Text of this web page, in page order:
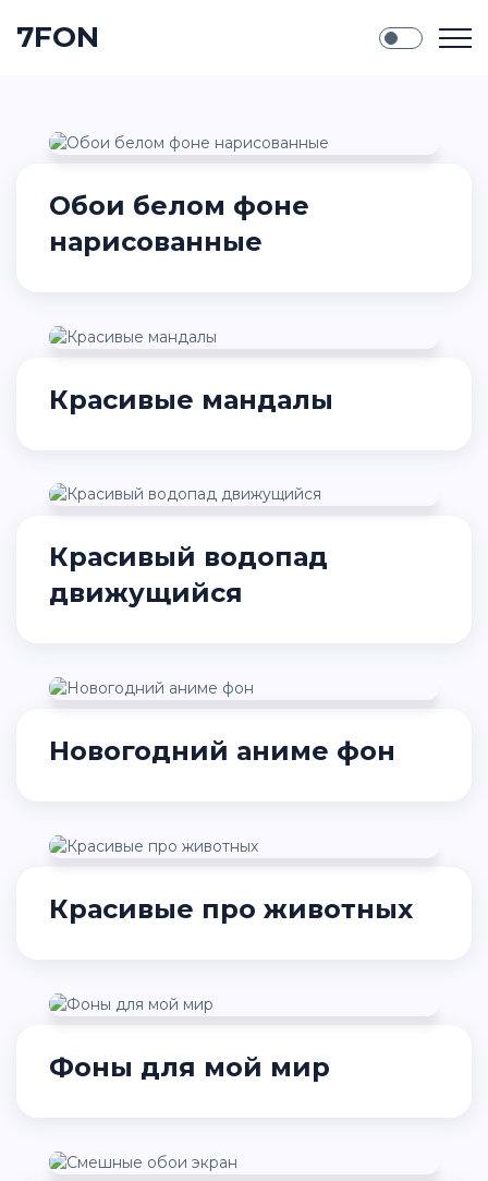
7FON
Обои белом фоне
нарисованные
Красивые мандалы
Красивый водопад
движущийся
Новогодний аниме фон
Красивые про животных
Фоны для мой мир